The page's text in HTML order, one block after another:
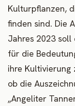
Kulturpflanzen,
finden sind. Die
Jahres 2023 soll
für die
ihre Kultivierung
ob die
„Angeliter